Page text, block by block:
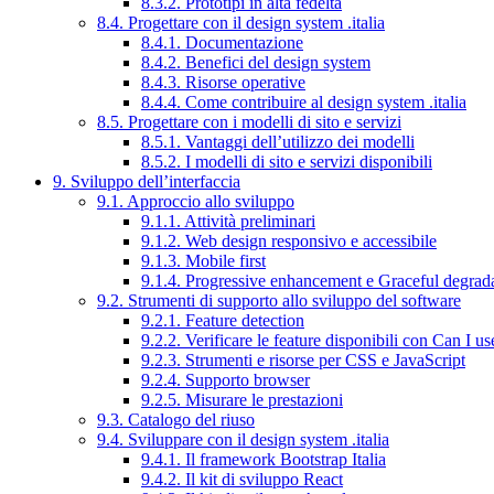
8.4. Progettare con il design system .italia
8.4.1. Documentazione
8.4.2. Benefici del design system
8.4.3. Risorse operative
8.4.4. Come contribuire al design system .italia
8.5. Progettare con i modelli di sito e servizi
8.5.1. Vantaggi dell’utilizzo dei modelli
8.5.2. I modelli di sito e servizi disponibili
9. Sviluppo dell’interfaccia
9.1. Approccio allo sviluppo
9.1.1. Attività preliminari
9.1.2. Web design responsivo e accessibile
9.1.3. Mobile first
9.1.4. Progressive enhancement e Graceful
9.2. Strumenti di supporto allo sviluppo del software
9.2.1. Feature detection
9.2.2. Verificare le feature disponibili con Can I
9.2.3. Strumenti e risorse per CSS e JavaScript
9.2.4. Supporto browser
9.2.5. Misurare le prestazioni
9.3. Catalogo del riuso
9.4. Sviluppare con il design system .italia
9.4.1. Il framework Bootstrap Italia
9.4.2. Il kit di sviluppo React